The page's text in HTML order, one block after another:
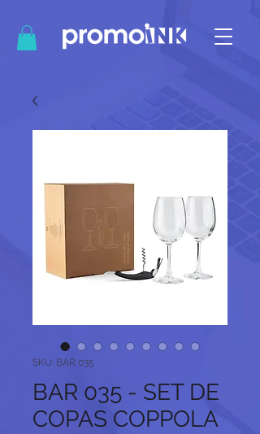
SKU: BAR 035
BAR 035 - SET DE
COPAS COPPOLA